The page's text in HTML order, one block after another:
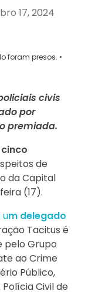
17, 2024
foram presos. •
civis
por
premiada.
cinco
de
da Capital
(17).
um delegado
Tacitus é
pelo Grupo
ao Crime
Público,
Civil de